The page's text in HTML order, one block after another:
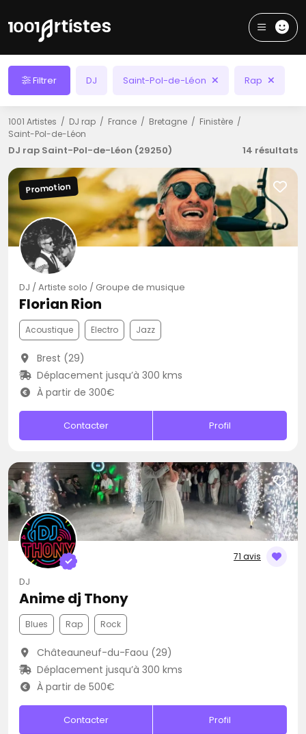
Filtrer DJ Saint-Pol-de-Léon Rap
1001 Artistes DJ rap France Bretagne
Finistère
Saint-Pol-de-Léon
DJ rap Saint-Pol-de-Léon (29250) 14 résultats
Promotion
DJ / Artiste solo / Groupe de musique
Florian Rion
Acoustique Electro Jazz
Brest (29)
Déplacement jusqu’à 300 kms
À partir de 300€
Contacter Profil
71 avis
DJ
Anime dj Thony
Blues Rap Rock
Châteauneuf-du-Faou (29)
Déplacement jusqu’à 300 kms
À partir de 500€
Contacter Profil